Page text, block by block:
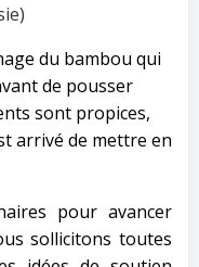
du bambou qui
de pousser
sont propices,
arrivé de mettre en
pour avancer
sollicitons toutes